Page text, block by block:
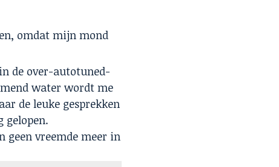
omdat mijn mond
de over-autotuned-
water wordt me
de leuke gesprekken
gelopen.
geen vreemde meer in